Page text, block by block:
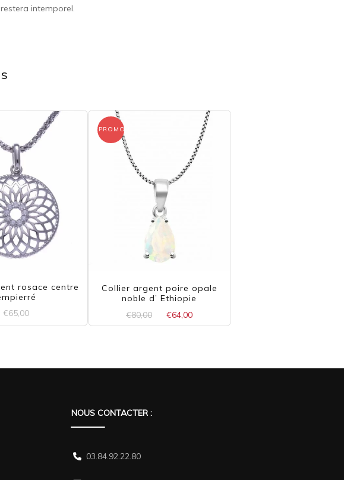
intemporel.
rosace centre
€65,00
PROMO !
Collier argent poire opale
noble d’ Ethiopie
€80,00
Le
prix
€64,00
prix
NOUS CONTACTER :
03.84.92.22.80